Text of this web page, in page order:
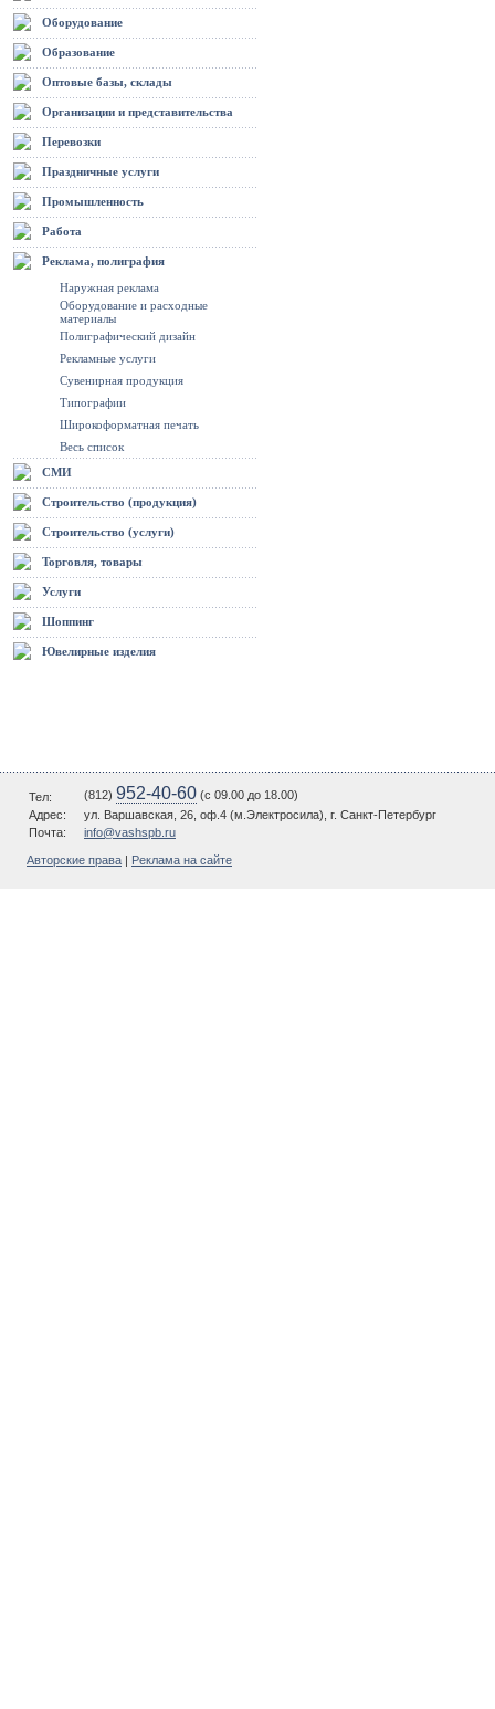
Оборудование
Образование
Оптовые базы, склады
Организации и представительства
Перевозки
Праздничные услуги
Промышленность
Работа
Реклама, полиграфия
Наружная реклама
Оборудование и расходные
материалы
Полиграфический дизайн
Рекламные услуги
Сувенирная продукция
Типографии
Широкоформатная печать
Весь список
СМИ
Строительство (продукция)
Строительство (услуги)
Торговля, товары
Услуги
Шоппинг
Ювелирные изделия
Тел: (812) 952-40-60 (c 09.00 до 18.00)
Адрес:
ул. Варшавская, 26, оф.4 (м.Электросила), г. Санкт-Петербург
Почта:
info@vashspb.ru
Авторские права Реклама на сайте